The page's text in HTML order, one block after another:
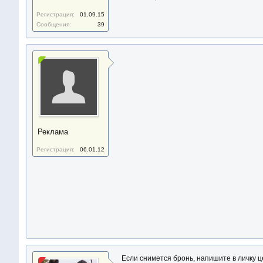
Регистрация:
01.09.15
Сообщения:
39
Реклама
Регистрация: 06.01.12
Если снимется бронь, напишите в личку